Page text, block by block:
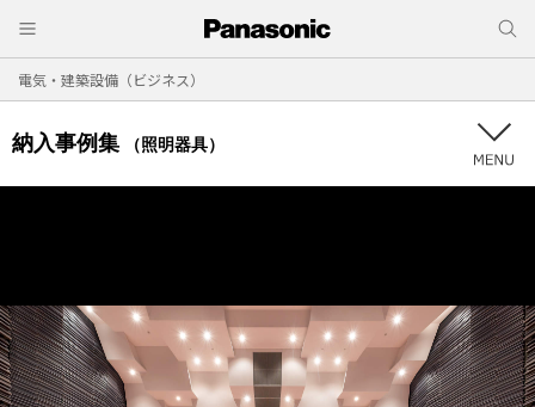
電気・建築設備（ビジネス）
納入事例集 （照明器具）